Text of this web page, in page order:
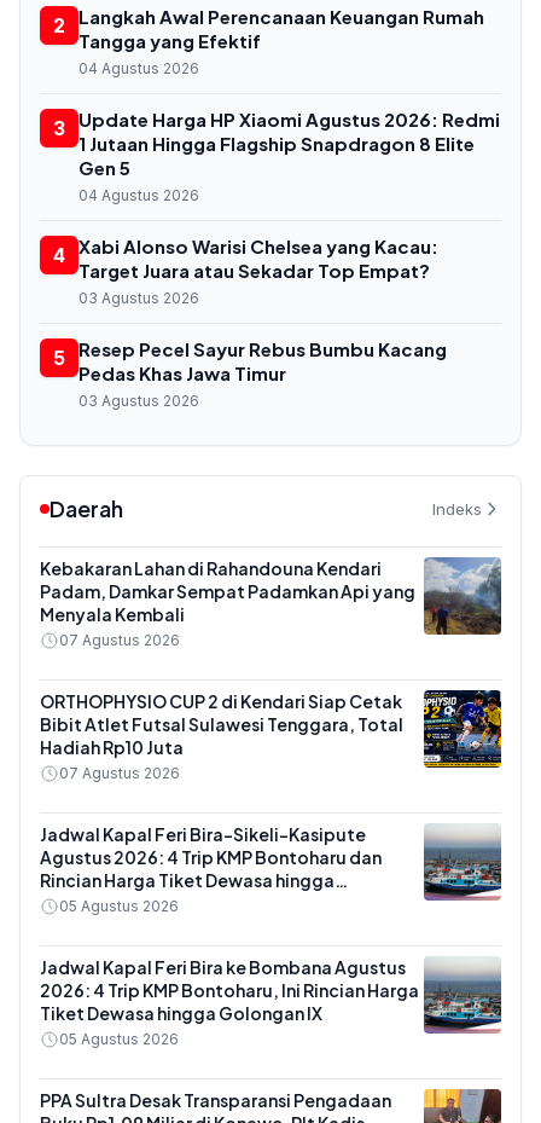
2
Langkah Awal Perencanaan Keuangan Rumah
Tangga yang Efektif
04 Agustus 2026
3
Update Harga HP Xiaomi Agustus 2026: Redmi
1 Jutaan Hingga Flagship Snapdragon 8 Elite
Gen 5
04 Agustus 2026
4 Xabi Alonso Warisi Chelsea yang Kacau:
Target Juara atau Sekadar Top Empat?
03 Agustus 2026
5
Resep Pecel Sayur Rebus Bumbu Kacang
Pedas Khas Jawa Timur
03 Agustus 2026
Daerah Indeks
Kebakaran Lahan di Rahandouna Kendari
Padam, Damkar Sempat Padamkan Api yang
Menyala Kembali
07 Agustus 2026
ORTHOPHYSIO CUP 2 di Kendari Siap Cetak
Bibit Atlet Futsal Sulawesi Tenggara, Total
Hadiah Rp10 Juta
07 Agustus 2026
Jadwal Kapal Feri Bira-Sikeli-Kasipute
Agustus 2026: 4 Trip KMP Bontoharu dan
Rincian Harga Tiket Dewasa hingga
Kendaraan Golongan IX
05 Agustus 2026
Jadwal Kapal Feri Bira ke Bombana Agustus
2026: 4 Trip KMP Bontoharu, Ini Rincian Harga
Tiket Dewasa hingga Golongan IX
05 Agustus 2026
PPA Sultra Desak Transparansi Pengadaan